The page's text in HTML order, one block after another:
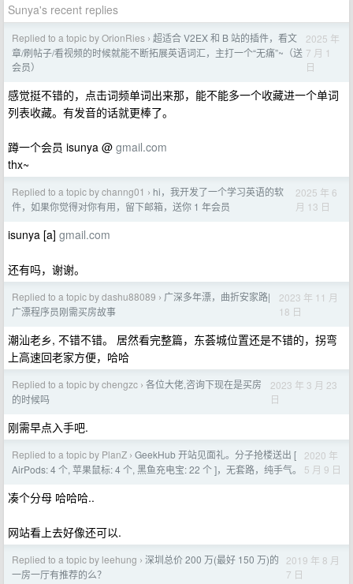
Sunya's recent replies
Replied to a topic by OrionRies › 超适合 V2EX 和 B 站的插件，看文
章/刷帖子/看视频的时候就能不断拓展英语词汇，主打一个“无痛”~（送
会员）
2025 年
7 月 1
日
感觉挺不错的，点击词频单词出来那，能不能多一个收藏进一个单词
列表收藏。有发音的话就更棒了。
蹲一个会员 isunya @ gmail.com
thx~
Replied to a topic by channg01 › hi，我开发了一个学习英语的软
件，如果你觉得对你有用，留下邮箱，送你 1 年会员
2025 年 6
月 13 日
isunya [a] gmail.com
还有吗，谢谢。
Replied to a topic by dashu88089 › 广深多年漂，曲折安家路|
广漂程序员刚需买房故事
2023 年 11 月
18 日
潮汕老乡, 不错不错。 居然看完整篇，东荟城位置还是不错的，拐弯
上高速回老家方便，哈哈
Replied to a topic by chengzc › 各位大佬,咨询下现在是买房
的时候吗
2023 年 3 月 23
日
刚需早点入手吧.
Replied to a topic by PlanZ › GeekHub 开站见面礼。分子抢楼送出 [
AirPods: 4 个, 苹果鼠标: 4 个, 黑鱼充电宝: 22 个 ]，无套路，纯手气。
2020 年
5 月 9 日
凑个分母 哈哈哈..
网站看上去好像还可以.
Replied to a topic by leehung › 深圳总价 200 万(最好 150 万)的
一房一厅有推荐的么？
2019 年 8 月
7 日